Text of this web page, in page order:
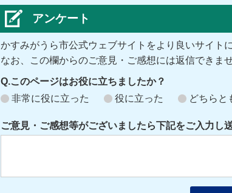
アンケート
かすみがうら市公式ウェブサイトをより良いサイト
なお、この欄からのご意見・ご感想には返信できま
Q.このページはお役に立ちましたか？
非常に役に立った
役に立った どちらと
ご意見・ご感想等がございましたら下記をご入力し